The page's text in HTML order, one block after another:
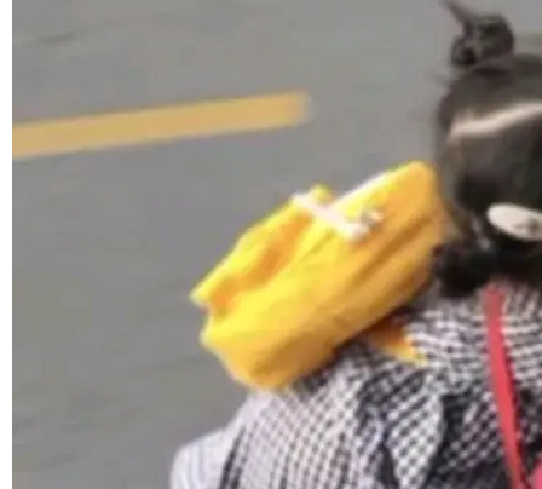
Harness 负责把能力落到真实环境中——调用工
具、读写文件、管理上下文、处理错误、完成闭
环。崔添翼招人的标...
理解、推理、生成与编辑，还仅以 8B-MoT 的轻
量大小，将能力推进到4K、更精细的真实质感、
更复杂的视觉控制和可持续迭代编辑。 相比 U
1，U1.5-Lite-Preview 在以下方向上带来了显著
提升： 原生支持4K图像生成； 更精细的局部纹
理、细节与真实世界质感； 更准确的中英文文字
生成与复杂版式组织； 更稳定的图...